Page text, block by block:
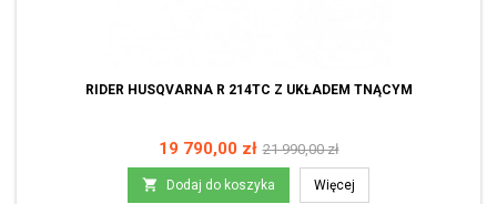
RIDER HUSQVARNA R 214TC Z UKŁADEM TNĄCYM
Cena
19 790,00 zł Cena
podstawowa
21 990,00 zł
 Dodaj do koszyka Więcej